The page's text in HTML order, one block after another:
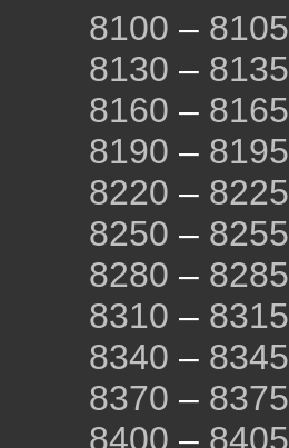
8100 – 8105
8130 – 8135
8160 – 8165
8190 – 8195
8220 – 8225
8250 – 8255
8280 – 8285
8310 – 8315
8340 – 8345
8370 – 8375
8400 – 8405